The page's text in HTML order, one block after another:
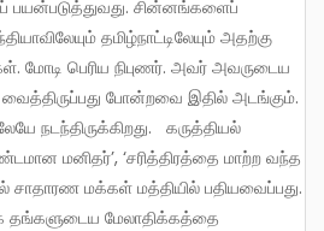
தமிழ்நாட்டிலேயும் அதற்கு
மோடி பெரிய நிபுணர். அவர் அவருடைய
போன்றவை இதில் அடங்கும்.
நடந்திருக்கிறது. கருத்தியல்
மனிதர்’, ‘சரித்திரத்தை மாற்ற வந்த
சாதாரண மக்கள் மத்தியில் பதியவைப்பது.
தங்களுடைய மேலாதிக்கத்தை